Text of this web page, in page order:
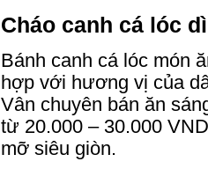
Cháo canh cá lóc
Bánh canh cá lóc món
hợp với hương vị của
Vân chuyên bán ăn
từ 20.000 – 30.000
mỡ siêu giòn.